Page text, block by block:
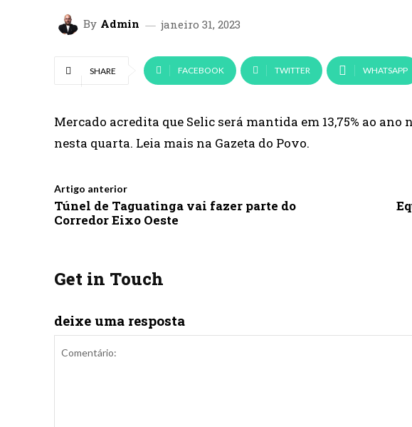
By Admin janeiro 31, 2023
SHARE FACEBOOK TWITTER WHATSAPP
Mercado acredita que Selic será mantida em 13,75% ao
nesta quarta. Leia mais na Gazeta do Povo.
Artigo anterior
Túnel de Taguatinga vai fazer parte do
Corredor Eixo Oeste
Get in Touch
deixe uma resposta